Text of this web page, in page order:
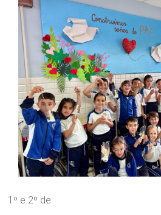
1º e 2º de